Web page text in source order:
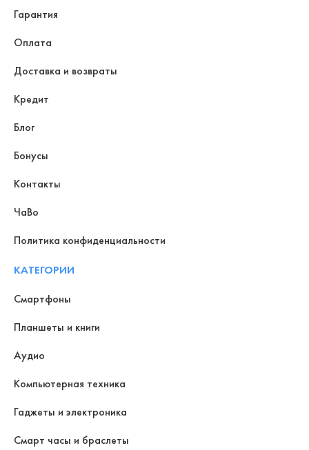
Гарантия
Оплата
Доставка и возвраты
Кредит
Блог
Бонусы
Контакты
ЧаВо
Политика конфиденциальности
КАТЕГОРИИ
Смартфоны
Планшеты и книги
Аудио
Компьютерная техника
Гаджеты и электроника
Смарт часы и браслеты